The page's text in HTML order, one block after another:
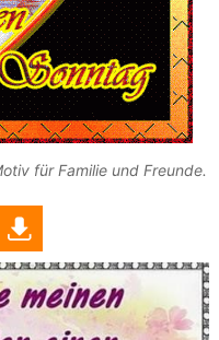
für Familie und Freunde.